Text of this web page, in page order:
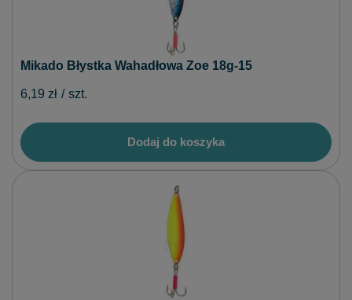
Mikado Błystka Wahadłowa Zoe 18g-15
6,19 zł / szt.
Dodaj do koszyka